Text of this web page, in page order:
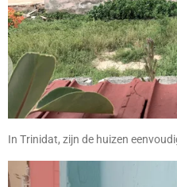
In Trinidat, zijn de huizen